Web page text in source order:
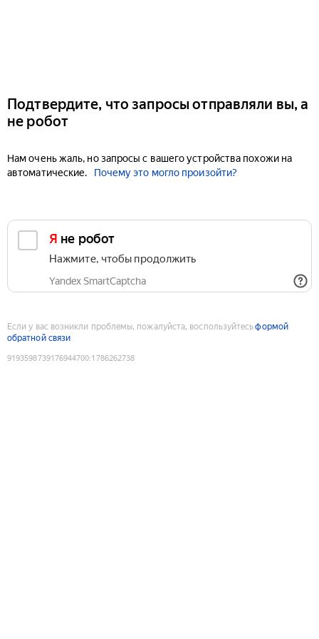
Подтвердите, что запросы отправляли вы, а
не робот
Нам очень жаль, но запросы с вашего устройства похожи на
автоматические.
Почему это могло произойти?
Я не робот
Нажмите, чтобы продолжить
Yandex SmartCaptcha
Если у вас возникли проблемы, пожалуйста, воспользуйтесьформой
обратной связи
9193598739176944700:1786262738